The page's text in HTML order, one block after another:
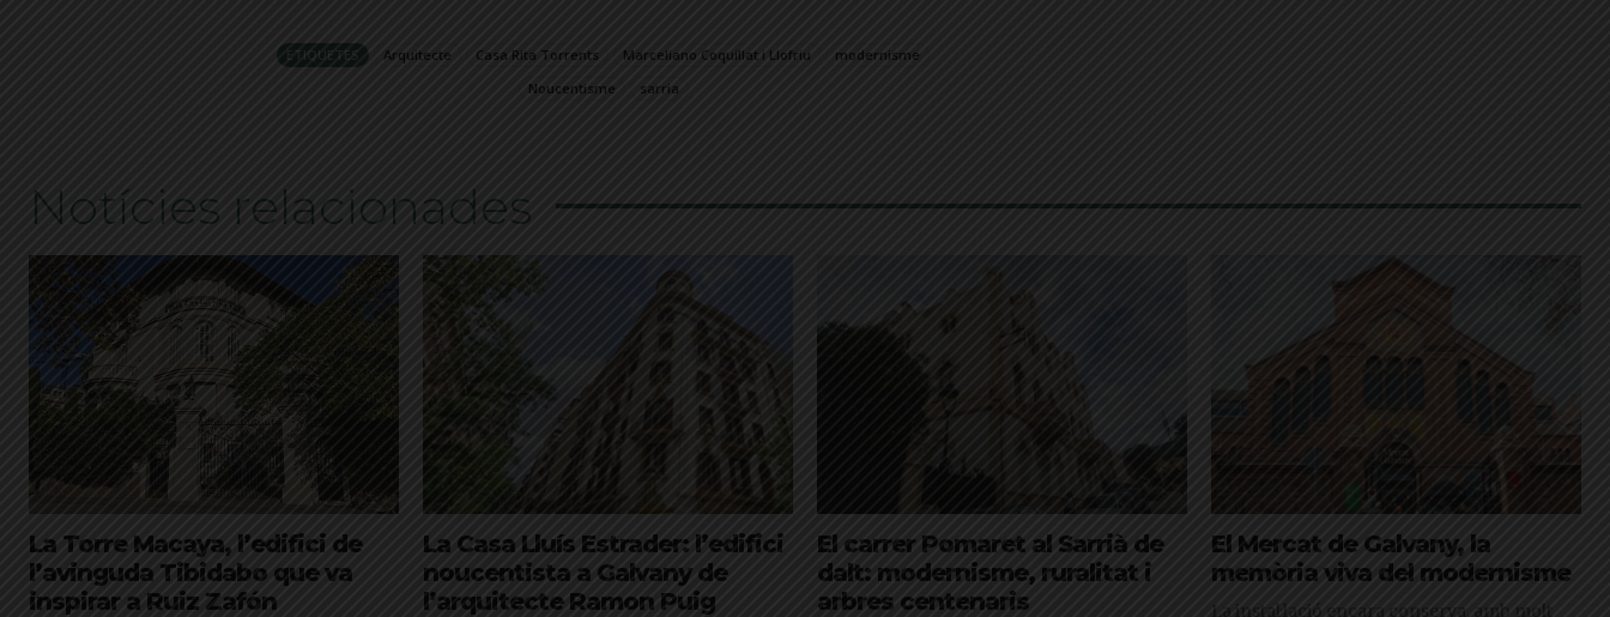
ETIQUETES Arquitecte Casa Rita Torrents Marceliano Coquillat i Llofriu
modernisme
Noucentisme
sarria
Notícies relacionades
La Torre Macaya, l’edifici de
l’avinguda Tibidabo que va
inspirar a Ruiz Zafón
La Casa Lluís Estrader: l’edifici
noucentista a Galvany de
l’arquitecte Ramon Puig
El carrer Pomaret al Sarrià de
dalt: modernisme, ruralitat i
arbres centenaris
El Mercat de Galvany, la
memòria viva del modernisme
La instal·lació encara conserva, amb molt